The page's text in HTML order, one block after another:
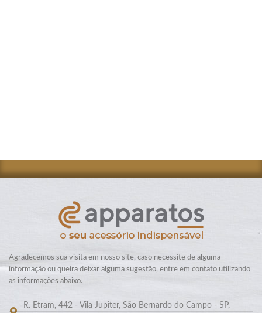
Agradecemos sua visita em nosso site, caso necessite de alguma
informação ou queira deixar alguma sugestão, entre em contato utilizando
as informações abaixo.
R. Etram, 442 - Vila Jupiter, São Bernardo do Campo - SP,